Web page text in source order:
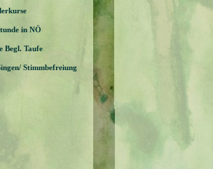
in NÖ
Begl. Taufe
Stimmbefreiung